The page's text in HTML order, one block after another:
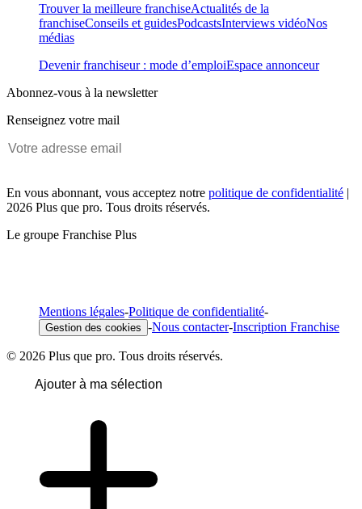
Trouver la meilleure franchiseActualités de la
franchiseConseils et guidesPodcastsInterviews vidéoNos
médias
Devenir franchiseur : mode d’emploiEspace annonceur
Abonnez-vous à la newsletter
Renseignez votre mail
En vous abonnant, vous acceptez notre politique de confidentialité |
2026 Plus que pro. Tous droits réservés.
Le groupe Franchise Plus
Mentions légales-Politique de confidentialité-
Gestion des cookies -Nous contacter-Inscription Franchise
© 2026 Plus que pro. Tous droits réservés.
Ajouter à ma sélection